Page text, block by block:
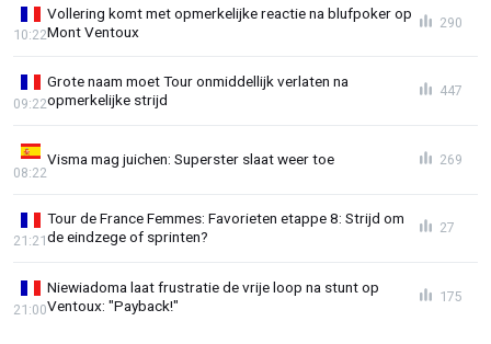
Vollering komt met opmerkelijke reactie na blufpoker op
Mont Ventoux
10:22
290
Grote naam moet Tour onmiddellijk verlaten na
opmerkelijke strijd
09:22
447
Visma mag juichen: Superster slaat weer toe
08:22
269
Tour de France Femmes: Favorieten etappe 8: Strijd om
de eindzege of sprinten?
21:21
27
Niewiadoma laat frustratie de vrije loop na stunt op
Ventoux: "Payback!"
21:00
175